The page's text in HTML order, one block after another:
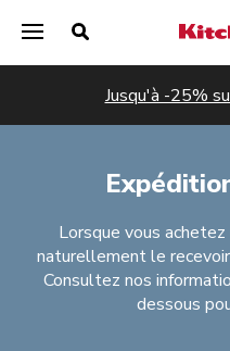
Jusqu'à -25%
Lorsque vous
naturellement le
Consultez nos
dessous